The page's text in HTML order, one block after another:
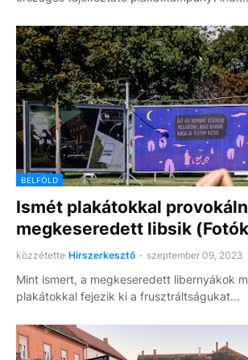
BELFÖLD
Ismét plakátokkal
megkeseredett libsik
közzétette Hírszerkesztő - szeptember 09, 2023
Mint ismert, a megkeseredett libernyákok
plakátokkal fejezik ki a frusztráltságukat…